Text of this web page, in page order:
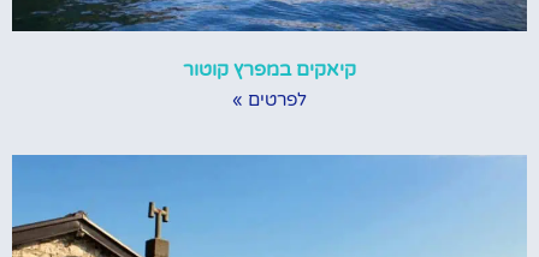
קיאקים במפרץ קוטור
לפרטים »